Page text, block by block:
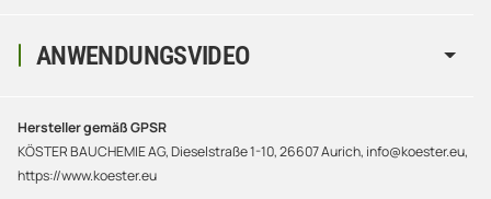
ANWENDUNGSVIDEO
Hersteller gemäß GPSR
KÖSTER BAUCHEMIE AG, Dieselstraße 1-10, 26607 Aurich, info@koester.eu,
https://www.koester.eu